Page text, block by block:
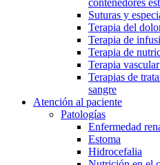
contenedores
Suturas y
Terapia del
Terapia de
Terapia de
Terapia
Terapias de
sangre
Atención al paciente
Patologías
Enfermedad
Estoma
Hidrocefalia